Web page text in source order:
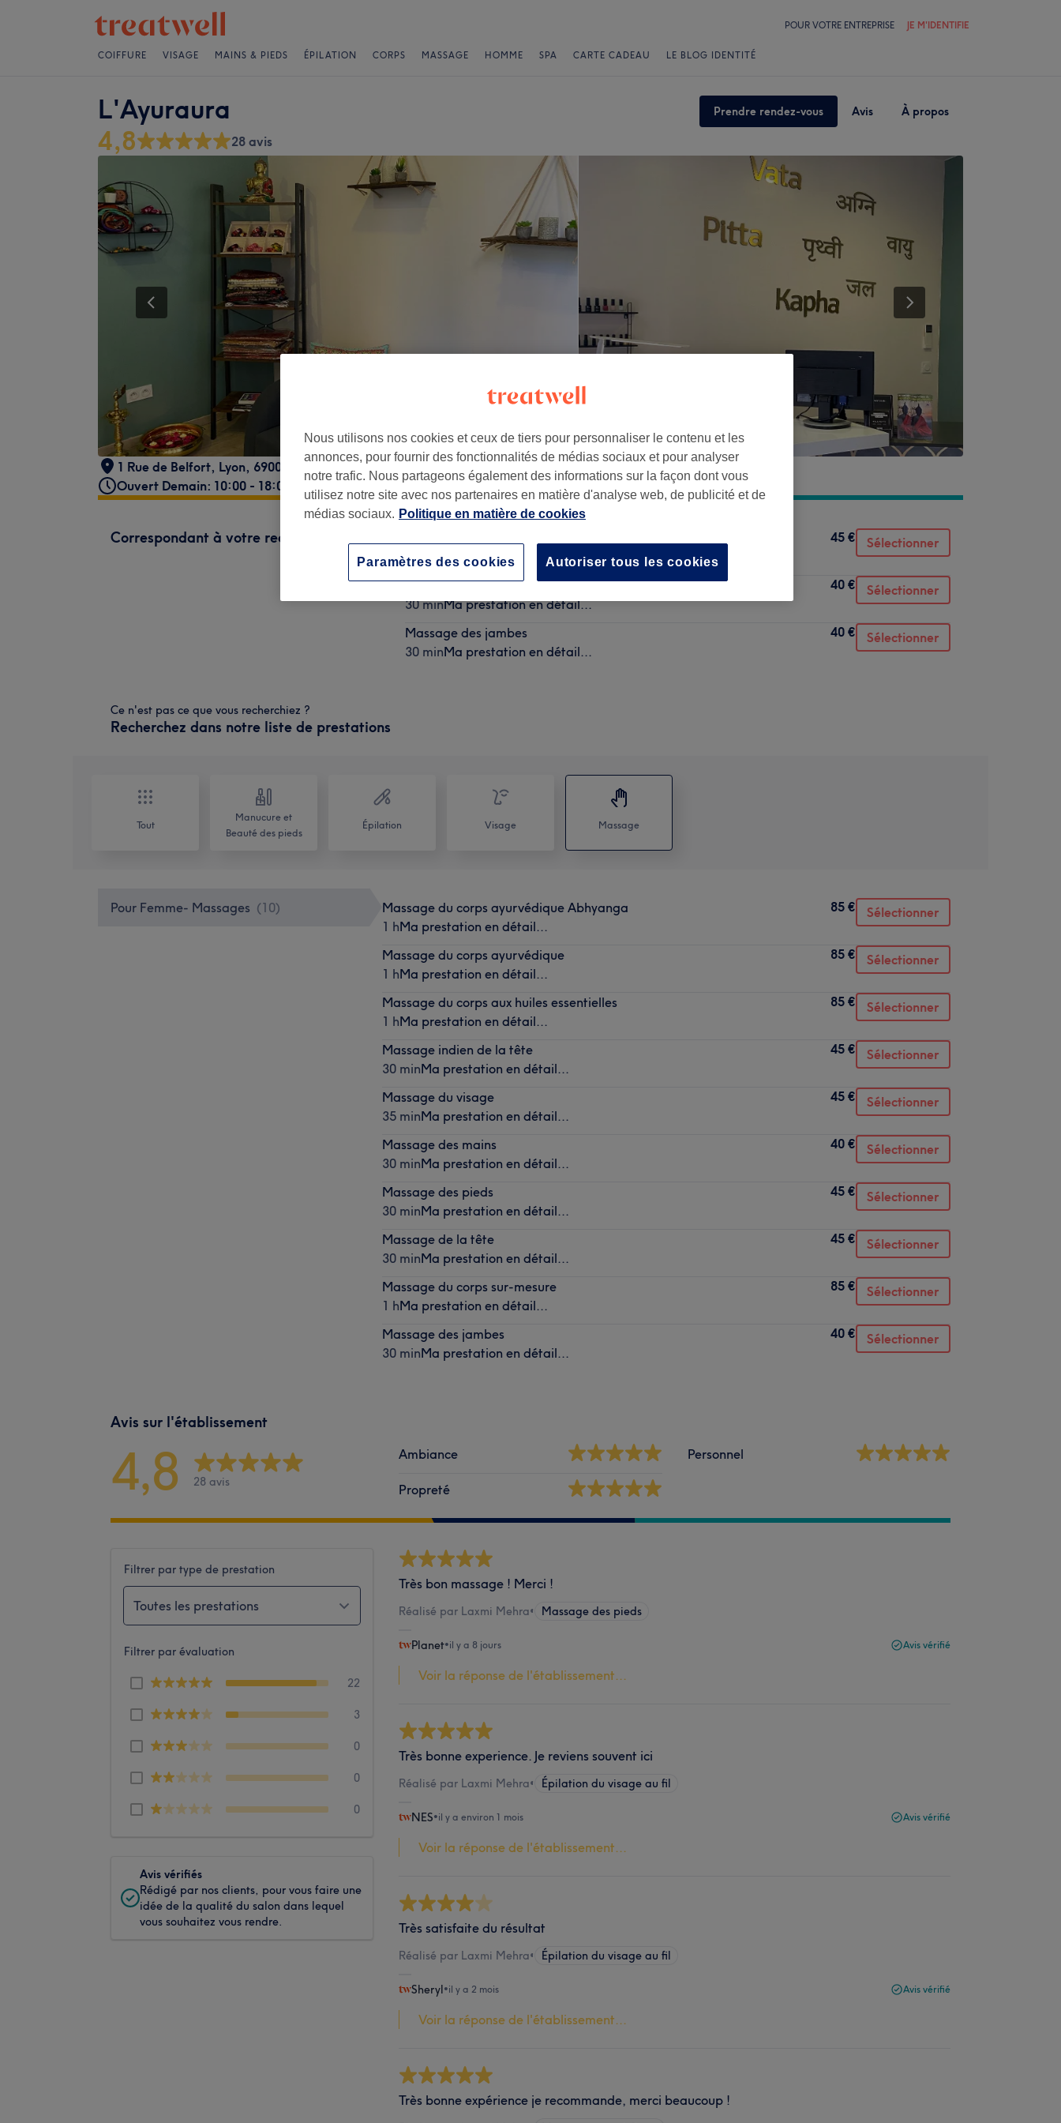
POUR VOTRE ENTREPRISE JE M'IDENTIFIE
COIFFURE VISAGE MAINS & PIEDS ÉPILATION CORPS MASSAGE HOMME SPA CARTE CADEAU LE BLOG IDENTITÉ
L'Ayuraura Prendre rendez-vous Avis À propos
4,8 28 avis
1 Rue de Belfort, Lyon, 69004
Ouvert Demain: 10:00 - 18:00
Correspondant à votre recherche
30 minMa prestation en détail...
45 € Sélectionner
Massage des mains
30 minMa prestation en détail...
40 € Sélectionner
Massage des jambes
30 minMa prestation en détail...
40 € Sélectionner
Ce n'est pas ce que vous recherchiez ?
Recherchez dans notre liste de prestations
Tout
Manucure et
Beauté des pieds
Épilation Visage Massage
Pour Femme- Massages (10)
Massage du corps ayurvédique Abhyanga
1 hMa prestation en détail...
85 € Sélectionner
Massage du corps ayurvédique
1 hMa prestation en détail...
85 € Sélectionner
Massage du corps aux huiles essentielles
1 hMa prestation en détail...
85 € Sélectionner
Massage indien de la tête
30 minMa prestation en détail...
45 € Sélectionner
Massage du visage
35 minMa prestation en détail...
45 € Sélectionner
Massage des mains
30 minMa prestation en détail...
40 € Sélectionner
Massage des pieds
30 minMa prestation en détail...
45 € Sélectionner
Massage de la tête
30 minMa prestation en détail...
45 € Sélectionner
Massage du corps sur-mesure
1 hMa prestation en détail...
85 € Sélectionner
Massage des jambes
30 minMa prestation en détail...
40 € Sélectionner
Avis sur l'établissement
4,8 28 avis
Ambiance
Propreté
Personnel
Filtrer par type de prestation
Toutes les prestations
Filtrer par évaluation
22
3
0
0
0
Avis vérifiés
Rédigé par nos clients, pour vous faire une
idée de la qualité du salon dans lequel
vous souhaitez vous rendre.
Très bon massage ! Merci !
Réalisé par Laxmi Mehra• Massage des pieds
Planet•il y a 8 jours Avis vérifié
Voir la réponse de l'établissement...
Très bonne experience. Je reviens souvent ici
Réalisé par Laxmi Mehra• Épilation du visage au fil
NES•il y a environ 1 mois Avis vérifié
Voir la réponse de l'établissement...
Très satisfaite du résultat
Réalisé par Laxmi Mehra• Épilation du visage au fil
Sheryl•il y a 2 mois Avis vérifié
Voir la réponse de l'établissement...
Très bonne expérience je recommande, merci beaucoup !
Nous utilisons nos cookies et ceux de tiers pour personnaliser le contenu et les
annonces, pour fournir des fonctionnalités de médias sociaux et pour analyser
notre trafic. Nous partageons également des informations sur la façon dont vous
utilisez notre site avec nos partenaires en matière d'analyse web, de publicité et de
médias sociaux. Politique en matière de cookies
Autoriser tous les cookies
Paramètres des cookies